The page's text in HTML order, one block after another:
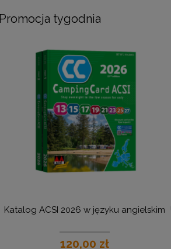
Promocja tygodnia
Katalog ACSI 2026 w języku angielskim
120,00 zł